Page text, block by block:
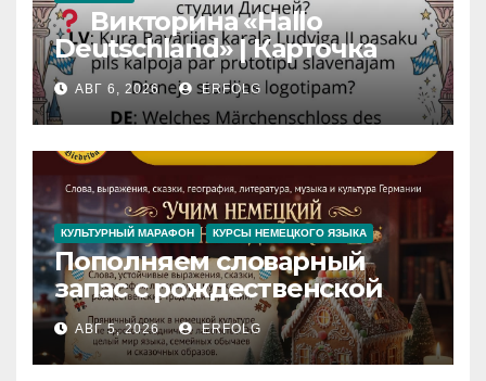
Викторина «Hallo
Deutschland» | Карточка
№46
Замок вдохновения
Iedvesmas pils / Schloss der
Inspiration
АВГ 6, 2026 ERFOLG
КУЛЬТУРНЫЙ МАРАФОН КУРСЫ НЕМЕЦКОГО ЯЗЫКА
Пополняем словарный
запас с рождественской
сказкой! Учим немецкий
вместе с Lebkuchenhaus
АВГ 5, 2026 ERFOLG